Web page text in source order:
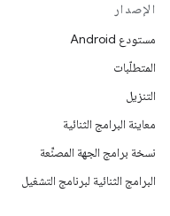
الإصدار
مستودع Android
المتطلّبات
التنزيل
معاينة البرامج الثنائية
نسخة برامج الجهة المصنِّعة
البرامج الثنائية لبرنامج التشغيل